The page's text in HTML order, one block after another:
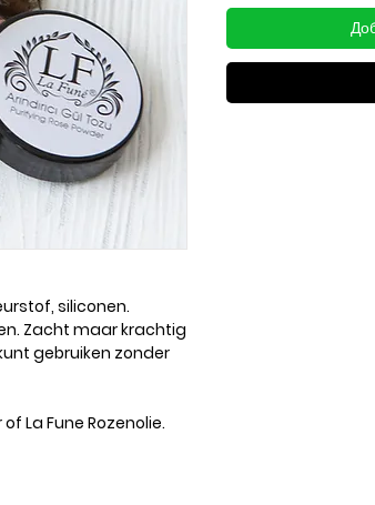
siliconen.
Zacht maar krachtig
gebruiken zonder
La Fune Rozenolie.